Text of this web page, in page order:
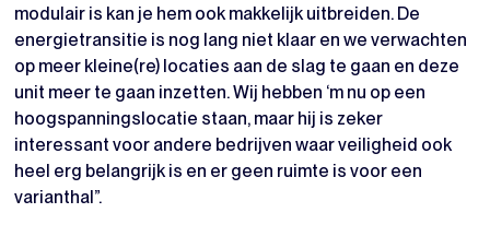
modulair is kan je hem ook makkelijk uitbreiden. De
energietransitie is nog lang niet klaar en we verwachten
op meer kleine(re) locaties aan de slag te gaan en deze
unit meer te gaan inzetten. Wij hebben ‘m nu op een
hoogspanningslocatie staan, maar hij is zeker
interessant voor andere bedrijven waar veiligheid ook
heel erg belangrijk is en er geen ruimte is voor een
varianthal”.